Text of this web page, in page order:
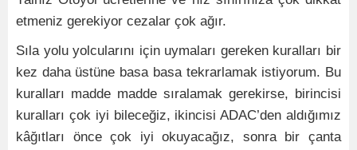
etmeniz gerekiyor cezalar çok ağır.
Sıla yolu yolcularını için uymaları gereken kuralları bir
kez daha üstüne basa basa tekrarlamak istiyorum. Bu
kuralları madde madde sıralamak gerekirse, birincisi
kuralları çok iyi bileceğiz, ikincisi ADAC’den aldığımız
kâğıtları önce çok iyi okuyacağız, sonra bir çanta